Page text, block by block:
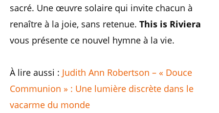
sacré. Une œuvre solaire qui invite chacun à
renaître à la joie, sans retenue. This is Riviera
vous présente ce nouvel hymne à la vie.
À lire aussi : Judith Ann Robertson – « Douce
Communion » : Une lumière discrète dans le
vacarme du monde